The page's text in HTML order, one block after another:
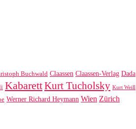
Buchwald Claassen Claassen-Verlag Dada
KabarettKurt Tucholsky Kurt Weill
Werner Richard Heymann Wien Zürich